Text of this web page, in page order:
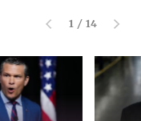
1 / 14